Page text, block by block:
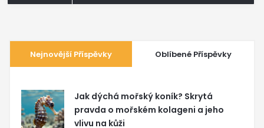
Nejnovější Příspěvky Oblíbené Příspěvky
Jak dýchá mořský koník? Skrytá
pravda o mořském kolageni a jeho
vlivu na kůži